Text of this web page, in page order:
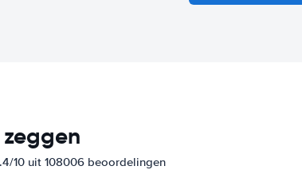
10 uit 108006 beoordelingen